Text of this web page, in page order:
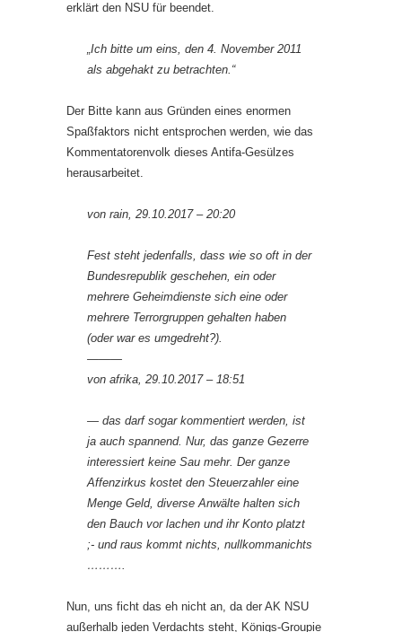
erklärt den NSU für beendet.
„Ich bitte um eins, den 4. November 2011
als abgehakt zu betrachten.“
Der Bitte kann aus Gründen eines enormen
Spaßfaktors nicht entspro­chen werden, wie das
Kommentatorenvolk dieses Antifa-Gesülzes
herausarbeitet.
von rain, 29.10.2017 – 20:20
Fest steht jedenfalls, dass wie so oft in der
Bundesrepublik geschehen, ein oder
mehrere Geheimdienste sich eine oder
mehrere Terrorgruppen gehalten haben
(oder war es umgedreht?).
———
von afrika, 29.10.2017 – 18:51
— das darf sogar kommentiert werden, ist
ja auch spannend. Nur, das ganze Gezerre
interessiert keine Sau mehr. Der ganze
Affenzirkus kostet den Steuerzahler eine
Menge Geld, diverse Anwälte halten sich
den Bauch vor lachen und ihr Konto platzt
;- und raus kommt nichts, nullkommanichts
……….
Nun, uns ficht das eh nicht an, da der AK NSU
außerhalb jeden Verdachts steht, Königs-Groupie